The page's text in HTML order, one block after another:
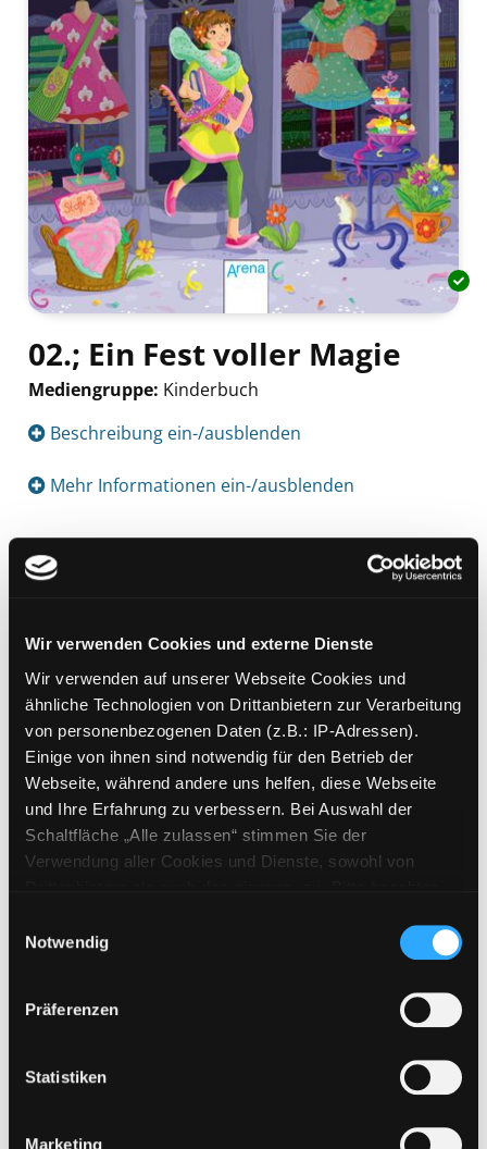
Wir verwenden Cookies und externe Dienste
Wir verwenden auf unserer Webseite Cookies und
ähnliche Technologien von Drittanbietern zur Verarbeitung
von personenbezogenen Daten (z.B.: IP-Adressen).
Einige von ihnen sind notwendig für den Betrieb der
Webseite, während andere uns helfen, diese Webseite
und Ihre Erfahrung zu verbessern. Bei Auswahl der
Schaltfläche „Alle zulassen“ stimmen Sie der
Verwendung aller Cookies und Dienste, sowohl von
Cookies von Drittanbietern, eine Verarbeitung in
unsicheren Drittländern (Länder außerhalb des EWR
ohne adäquates Datenschutzniveau) stattfinden kann. In
diesem Zusammenhang können aktuell Risiken für
Eine Verarbeitung durch solche Cookies oder Dienste
erfolgt nur, wenn Sie die jeweilige Einwilligung erteilen
Notwendig
Präferenzen
Statistiken
Marketing
02.; Ein Fest voller Magie
Mediengruppe: Kinderbuch
Beschreibung ein-/ausblenden
Mehr Informationen ein-/ausblenden
Exemplare
Zweigstelle:
Bücherbus
Standort 2:
Depot Bücherbus
Status: Verfügbar
Vorbestellungen:0
Mediengruppe:Kinderbuch
Frist:
Barcode: 2011SB00428
Signatur:
Status: